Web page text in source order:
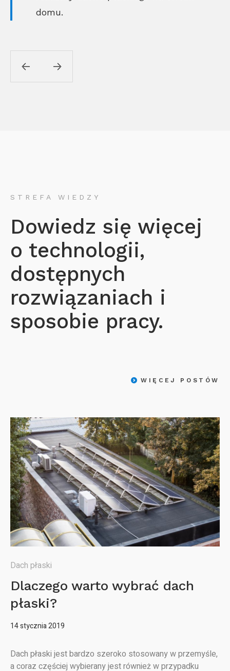
domu.
STREFA WIEDZY
Dowiedz się więcej
o technologii,
dostępnych
rozwiązaniach i
sposobie pracy.
WIĘCEJ POSTÓW
Dach płaski
Dlaczego warto wybrać dach
płaski?
14 stycznia 2019
Dach płaski jest bardzo szeroko stosowany w przemyśle,
a coraz częściej wybierany jest również w przypadku